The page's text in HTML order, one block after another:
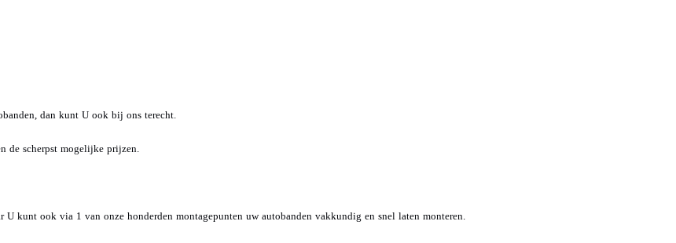
dan kunt U ook bij ons terecht.
de scherpst mogelijke prijzen.
kunt ook via 1 van onze honderden montagepunten uw autobanden vakkundig en snel laten monteren.